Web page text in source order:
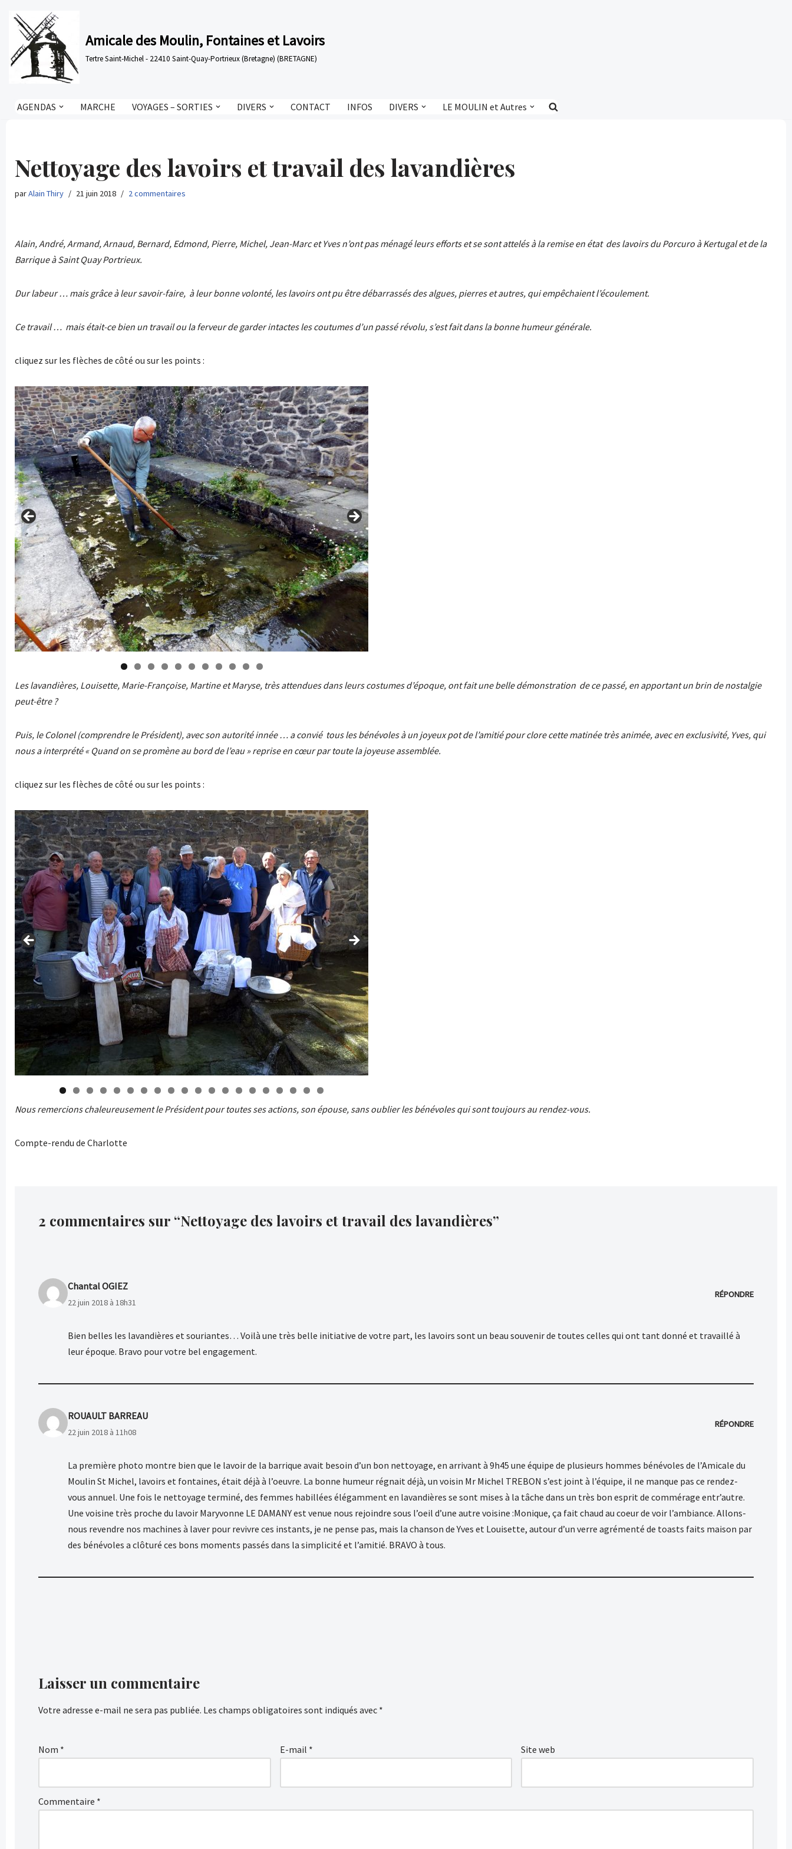
Aller
au
contenu
Amicale des Moulin, Fontaines et Lavoirs
Tertre Saint-Michel - 22410 Saint-Quay-Portrieux (Bretagne) (BRETAGNE)
AGENDAS MARCHE VOYAGES – SORTIES DIVERS CONTACT INFOS DIVERS LE MOULIN et Autres
Nettoyage des lavoirs et travail des lavandières
parAlain Thiry 21 juin 2018 2 commentaires
Alain, André, Armand, Arnaud, Bernard, Edmond, Pierre, Michel, Jean-Marc et Yves n’ont pas ménagé leurs efforts et se sont attelés à la remise en état des lavoirs du Porcuro à Kertugal et de la
Barrique à Saint Quay Portrieux.
Dur labeur … mais grâce à leur savoir-faire, à leur bonne volonté, les lavoirs ont pu être débarrassés des algues, pierres et autres, qui empêchaient l’écoulement.
Ce travail … mais était-ce bien un travail ou la ferveur de garder intactes les coutumes d’un passé révolu, s’est fait dans la bonne humeur générale.
cliquez sur les flèches de côté ou sur les points :
0
1
Les lavandières, Louisette, Marie-Françoise, Martine et Maryse, très attendues dans leurs costumes d’époque, ont fait une belle démonstration de ce passé, en apportant un brin de nostalgie
peut-être ?
Puis, le Colonel (comprendre le Président), avec son autorité innée … a convié tous les bénévoles à un joyeux pot de l’amitié pour clore cette matinée très animée, avec en exclusivité, Yves, qui
nous a interprété « Quand on se promène au bord de l’eau » reprise en cœur par toute la joyeuse assemblée.
cliquez sur les flèches de côté ou sur les points :
0 1 2 3 4 5 6 7 8 9
0
Nous remercions chaleureusement le Président pour toutes ses actions, son épouse, sans oublier les bénévoles qui sont toujours au rendez-vous.
Compte-rendu de Charlotte
2 commentaires sur “Nettoyage des lavoirs et travail des lavandières”
Chantal OGIEZ
22 juin 2018 à 18h31
RÉPONDRE
Bien belles les lavandières et souriantes… Voilà une très belle initiative de votre part, les lavoirs sont un beau souvenir de toutes celles qui ont tant donné et travaillé à
leur époque. Bravo pour votre bel engagement.
ROUAULT BARREAU
22 juin 2018 à 11h08
RÉPONDRE
La première photo montre bien que le lavoir de la barrique avait besoin d’un bon nettoyage, en arrivant à 9h45 une équipe de plusieurs hommes bénévoles de l’Amicale du
Moulin St Michel, lavoirs et fontaines, était déjà à l’oeuvre. La bonne humeur régnait déjà, un voisin Mr Michel TREBON s’est joint à l’équipe, il ne manque pas ce rendez-
vous annuel. Une fois le nettoyage terminé, des femmes habillées élégamment en lavandières se sont mises à la tâche dans un très bon esprit de commérage entr’autre.
Une voisine très proche du lavoir Maryvonne LE DAMANY est venue nous rejoindre sous l’oeil d’une autre voisine :Monique, ça fait chaud au coeur de voir l’ambiance. Allons-
nous revendre nos machines à laver pour revivre ces instants, je ne pense pas, mais la chanson de Yves et Louisette, autour d’un verre agrémenté de toasts faits maison par
des bénévoles a clôturé ces bons moments passés dans la simplicité et l’amitié. BRAVO à tous.
Laisser un commentaire
Votre adresse e-mail ne sera pas publiée. Les champs obligatoires sont indiqués avec *
Nom * E-mail * Site web
Commentaire *